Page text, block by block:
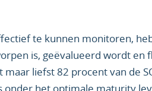
te kunnen monitoren,
is, geëvalueerd wordt en
liefst 82 procent van de